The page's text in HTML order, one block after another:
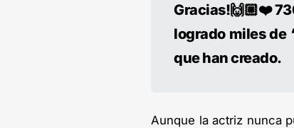
Gracias!🙌🏼❤️
logrado miles de
que han creado.
Aunque la actriz nunca